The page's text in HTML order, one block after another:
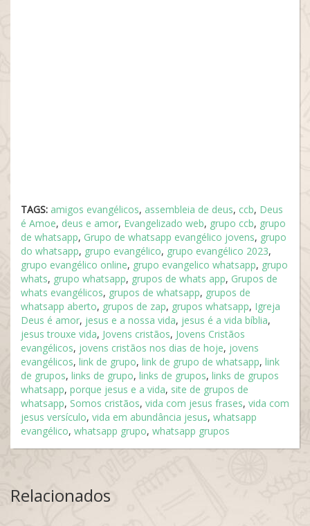
TAGS: amigos evangélicos, assembleia de deus, ccb, Deus
é Amoe, deus e amor, Evangelizado web, grupo ccb, grupo
de whatsapp, Grupo de whatsapp evangélico jovens, grupo
do whatsapp, grupo evangélico, grupo evangélico 2023,
grupo evangélico online, grupo evangelico whatsapp, grupo
whats, grupo whatsapp, grupos de whats app, Grupos de
whats evangélicos, grupos de whatsapp, grupos de
whatsapp aberto, grupos de zap, grupos whatsapp, Igreja
Deus é amor, jesus e a nossa vida, jesus é a vida bíblia,
jesus trouxe vida, Jovens cristãos, Jovens Cristãos
evangélicos, jovens cristãos nos dias de hoje, jovens
evangélicos, link de grupo, link de grupo de whatsapp, link
de grupos, links de grupo, links de grupos, links de grupos
whatsapp, porque jesus e a vida, site de grupos de
whatsapp, Somos cristãos, vida com jesus frases, vida com
jesus versículo, vida em abundância jesus, whatsapp
evangélico, whatsapp grupo, whatsapp grupos
Relacionados